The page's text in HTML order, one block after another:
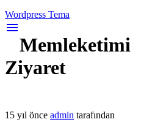
Wordpress Tema
menu
Memleketimi
Ziyaret
15 yıl önce admin tarafından